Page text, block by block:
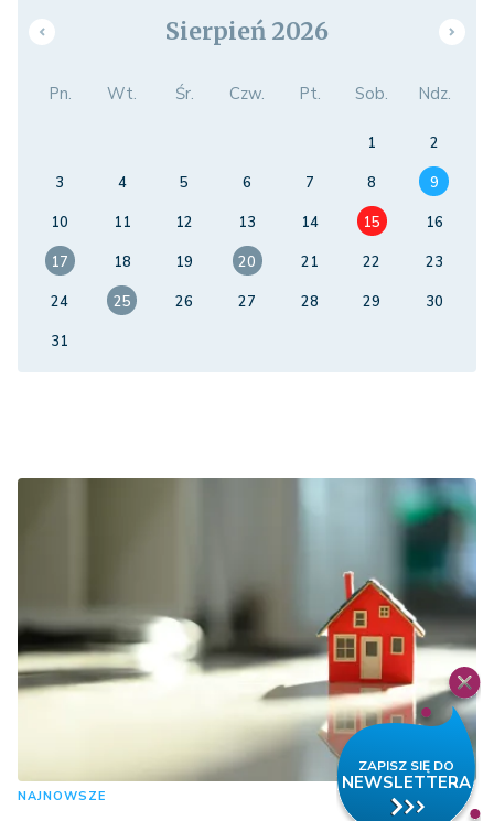
Sierpień 2026
Pn. Wt. Śr. Czw. Pt. Sob. Ndz.
1
2
3
4 5 6 7 8
9
10
11 12 13 14 15
16
17
18 19 20 21 22
23
24
25 26 27 28 29
30
31
NAJNOWSZE